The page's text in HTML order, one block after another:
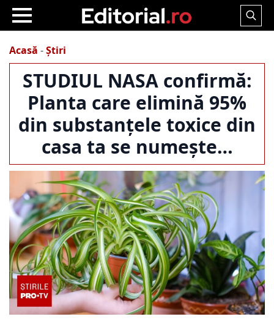
Search
Acasă -Știri
STUDIUL NASA confirmă:
Planta care elimină 95%
din substanțele toxice din
casa ta se numește…